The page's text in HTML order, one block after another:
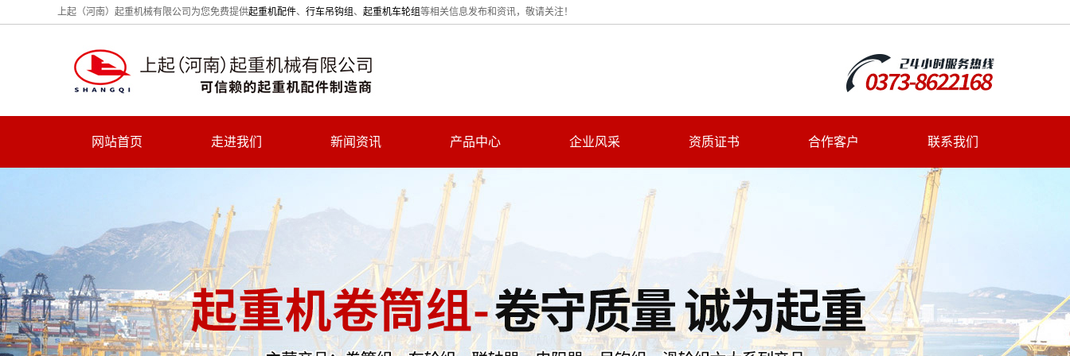
上起（河南）起重机械有限公司为您免费提供起重机配件、 行车吊钩组 、 起重机车轮组等相关信息发布和资讯，敬请关注！
网站首页 走进我们 新闻资讯 产品中心 企业风采 资质证书 合作客户 联系我们